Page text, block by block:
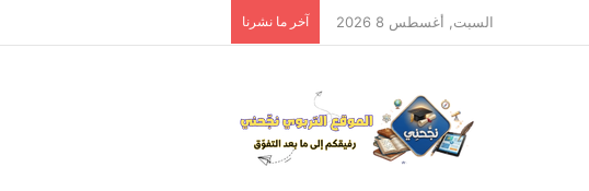
السبت, أغسطس 8 2026 آخر ما نشرنا